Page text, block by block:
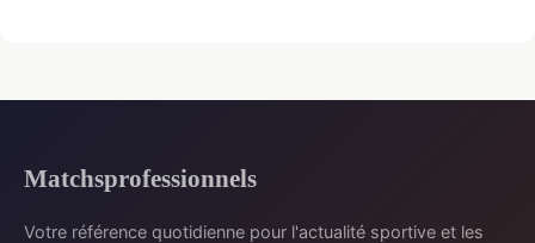
Matchsprofessionnels
Votre référence quotidienne pour l'actualité sportive et les